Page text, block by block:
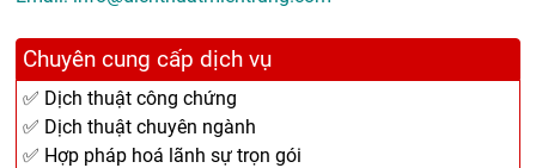
Chuyên cung cấp dịch vụ
✅ Dịch thuật công chứng
✅ Dịch thuật chuyên ngành
✅ Hợp pháp hoá lãnh sự trọn gói